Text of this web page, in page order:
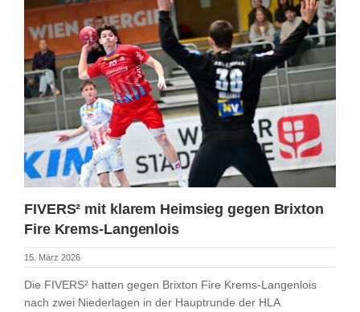
FIVERS² mit klarem Heimsieg gegen Brixton
Fire Krems-Langenlois
15. März 2026
Die FIVERS² hatten gegen Brixton Fire Krems-Langenlois
nach zwei Niederlagen in der Hauptrunde der HLA